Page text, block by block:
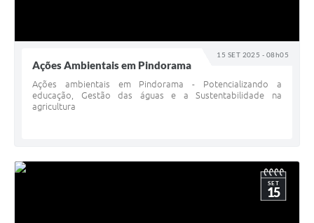
15 SET 2025 - 08h05
Ações Ambientais em Pindorama
Ações ambientais em Pindorama - Potencializando a
educação, Gestão das águas e a Sustentabilidade na
agricultura
SET
15